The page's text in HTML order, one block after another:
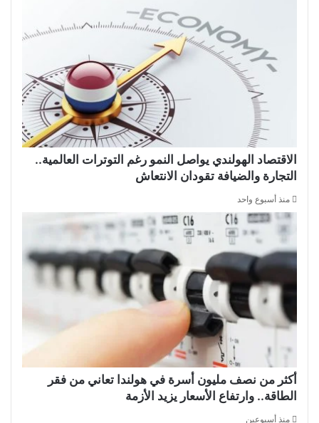
الاقتصاد الهولندي يواصل النمو رغم التوترات العالمية..
التجارة والضيافة تقودان الانتعاش
منذ أسبوع واحد
أكثر من نصف مليون أسرة في هولندا تعاني من فقر
الطاقة.. وارتفاع الأسعار يزيد الأزمة
منذ أسبوعين